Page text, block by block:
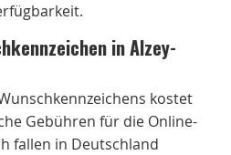
in Alzey-
kostet
Gebühren für die Online-
fallen in Deutschland